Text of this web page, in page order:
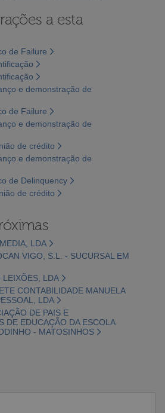
a esta
de Failure
e demonstração de
de Failure
e demonstração de
de crédito
e demonstração de
de Delinquency
de crédito
LDA
VIGO, S.L. - SUCURSAL EM
LDA
CONTABILIDADE MANUELA
LDA
DE PAIS E
DE EDUCAÇÃO DA ESCOLA
- MATOSINHOS